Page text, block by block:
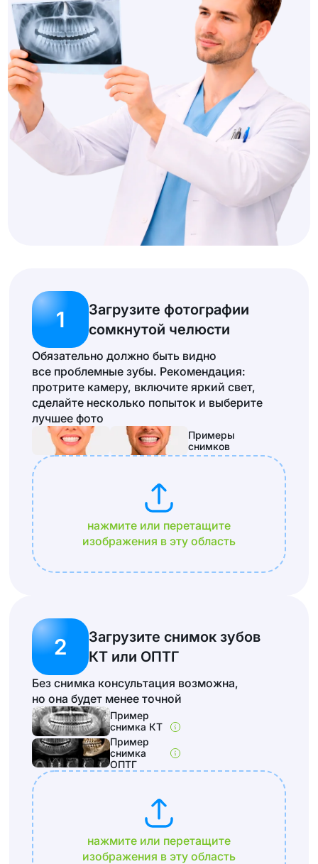
1
Загрузите фотографии
сомкнутой челюсти
Обязательно должно быть видно
все проблемные зубы. Рекомендация:
протрите камеру, включите яркий свет,
сделайте несколько попыток и выберите
лучшее фото
Примеры
снимков
нажмите или перетащите
изображения в эту область
2
Загрузите снимок зубов
КТ или ОПТГ
Без снимка консультация возможна,
но она будет менее точной
Пример
снимка КТ
Пример
снимка
ОПТГ
нажмите или перетащите
изображения в эту область